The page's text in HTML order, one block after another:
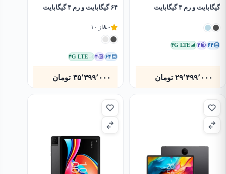
گیگابایت و رم ۴ گیگابایت
۶۴ ۴ ۴G LTE
۲۹٬۴۹۹٬۰۰۰ تومان
۶۴ گیگابایت و رم ۴ گیگابایت
۸.۰از ۱۰
۶۴ ۴ ۴G LTE
۳۵٬۳۹۹٬۰۰۰ تومان